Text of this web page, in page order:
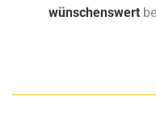
wünschenswert